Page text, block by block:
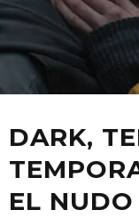
DARK,
EL NUDO